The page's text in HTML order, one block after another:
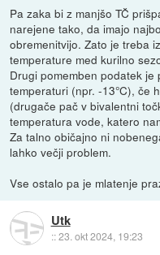
Pa zaka bi z manjšo TČ
narejene tako, da imajo
obremenitvijo. Zato je treba
temperature med kurilno
Drugi pomemben podatek
temperaturi (npr. -13°C), če
(drugače pač v bivalentni
temperatura vode, katero
Za talno običajno ni
lahko večji problem.
Vse ostalo pa je mlatenje
Utk
::23. okt 2024, 19:23